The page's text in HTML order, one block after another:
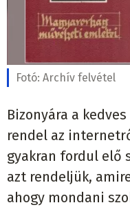
Fotó: Archív felvétel
Bizonyára a
rendel az
gyakran fordul elő
azt rendeljük,
ahogy mondani